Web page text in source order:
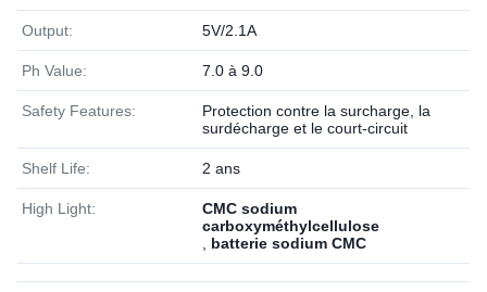
Output: 5V/2.1A
Ph Value: 7.0 à 9.0
Safety Features:
Protection contre la surcharge, la
surdécharge et le court-circuit
Shelf Life: 2 ans
High Light:
CMC sodium
carboxyméthylcellulose
batterie sodium CMC